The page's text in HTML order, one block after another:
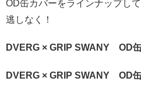
OD缶カバーをラインナップし
逃しなく！
DVERG × GRIP SWANY OD
DVERG × GRIP SWANY OD